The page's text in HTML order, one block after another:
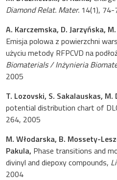
Diamond Relat. Mater. 14(1),
A. Karczemska, D. Jarzyńska,
Emisja polowa z powierzchni
użyciu metody RFPCVD na
Biomaterials / Inżynieria
2005
T. Lozovski, S. Sakalauskas, M.
potential distribution chart of
264, 2005
M. Włodarska, B. Mossety-
Pakula, Phase transitions and
divinyl and diepoxy compounds,
2004